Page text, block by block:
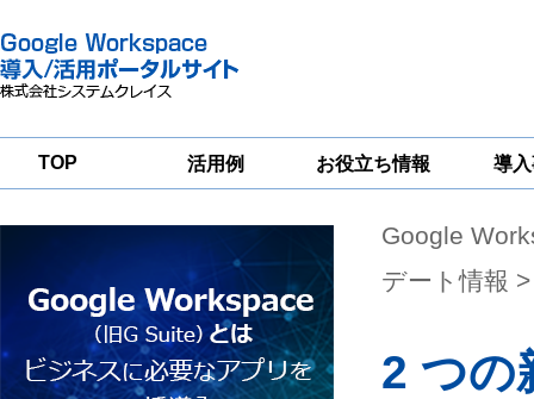
TOP 活用例 お役立ち情報
一
導
グループウェア
移行支援
Google
Workspace
セキュリティ
対策サービス
Google
デート情報
2 つの